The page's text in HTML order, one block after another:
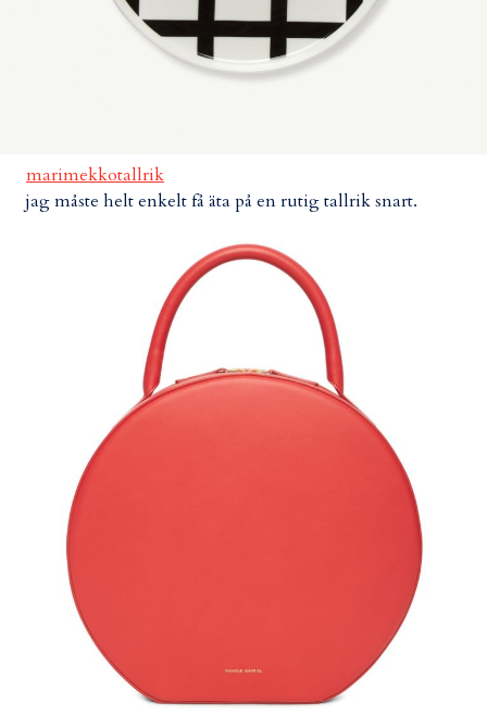
marimekkotallrik
jag måste helt enkelt få äta på en rutig tallrik snart.